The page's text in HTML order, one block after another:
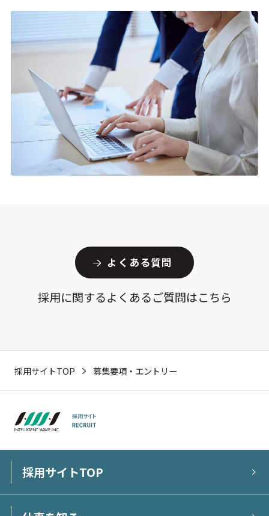
よくある質問
採用に関するよくあるご質問はこちら
採用サイトTOP 募集要項・エントリー
採用サイトTOP